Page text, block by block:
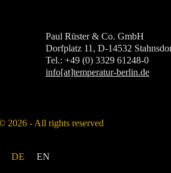
Paul Rüster & Co. GmbH
Dorfplatz 11, D-14532
Tel.: +49 (0) 3329 61248-0
info[at]temperatur-berlin.de
2026 - All rights reserved
DE EN